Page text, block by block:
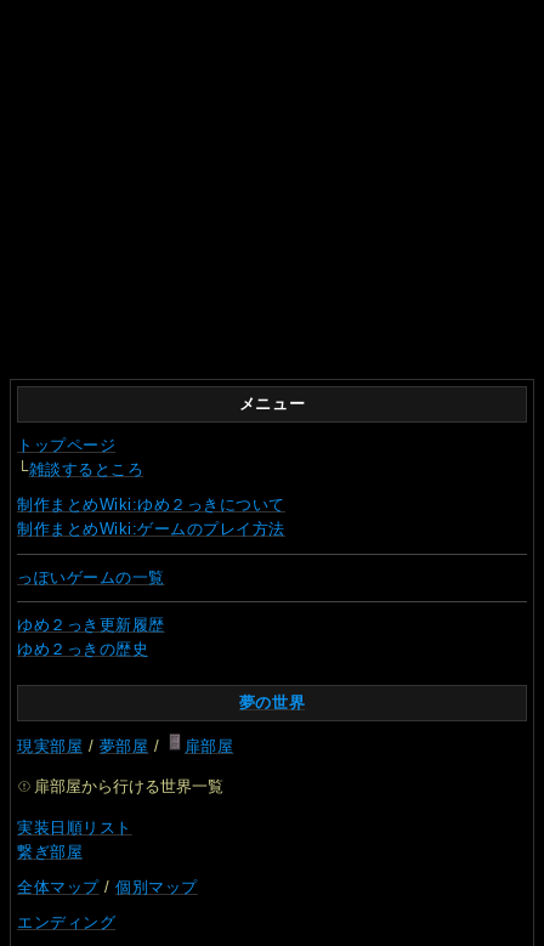
メニュー
トップページ
└雑談するところ
制作まとめWiki:ゆめ２っきについて
制作まとめWiki:ゲームのプレイ方法
っぽいゲームの一覧
ゆめ２っき更新履歴
ゆめ２っきの歴史
夢の世界
現実部屋 / 夢部屋 / 扉部屋
扉部屋から行ける世界一覧
実装日順リスト
繋ぎ部屋
全体マップ/個別マップ
エンディング